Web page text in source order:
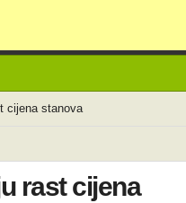
cijena stanova
rast cijena